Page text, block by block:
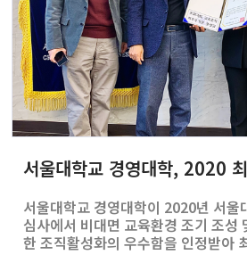
서울대학교 경영대학이 2020년 서울
심사에서 비대면 교육환경 조기 조성
한 조직활성화의 우수함을 인정받아